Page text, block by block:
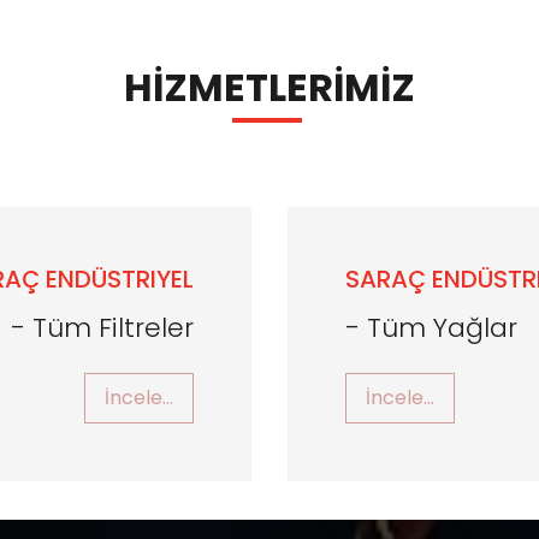
HİZMETLERİMİZ
ENDÜSTRIYEL
- Tüm Filtreler
İncele...
SARAÇ
- Tüm Yağlar
İncele...